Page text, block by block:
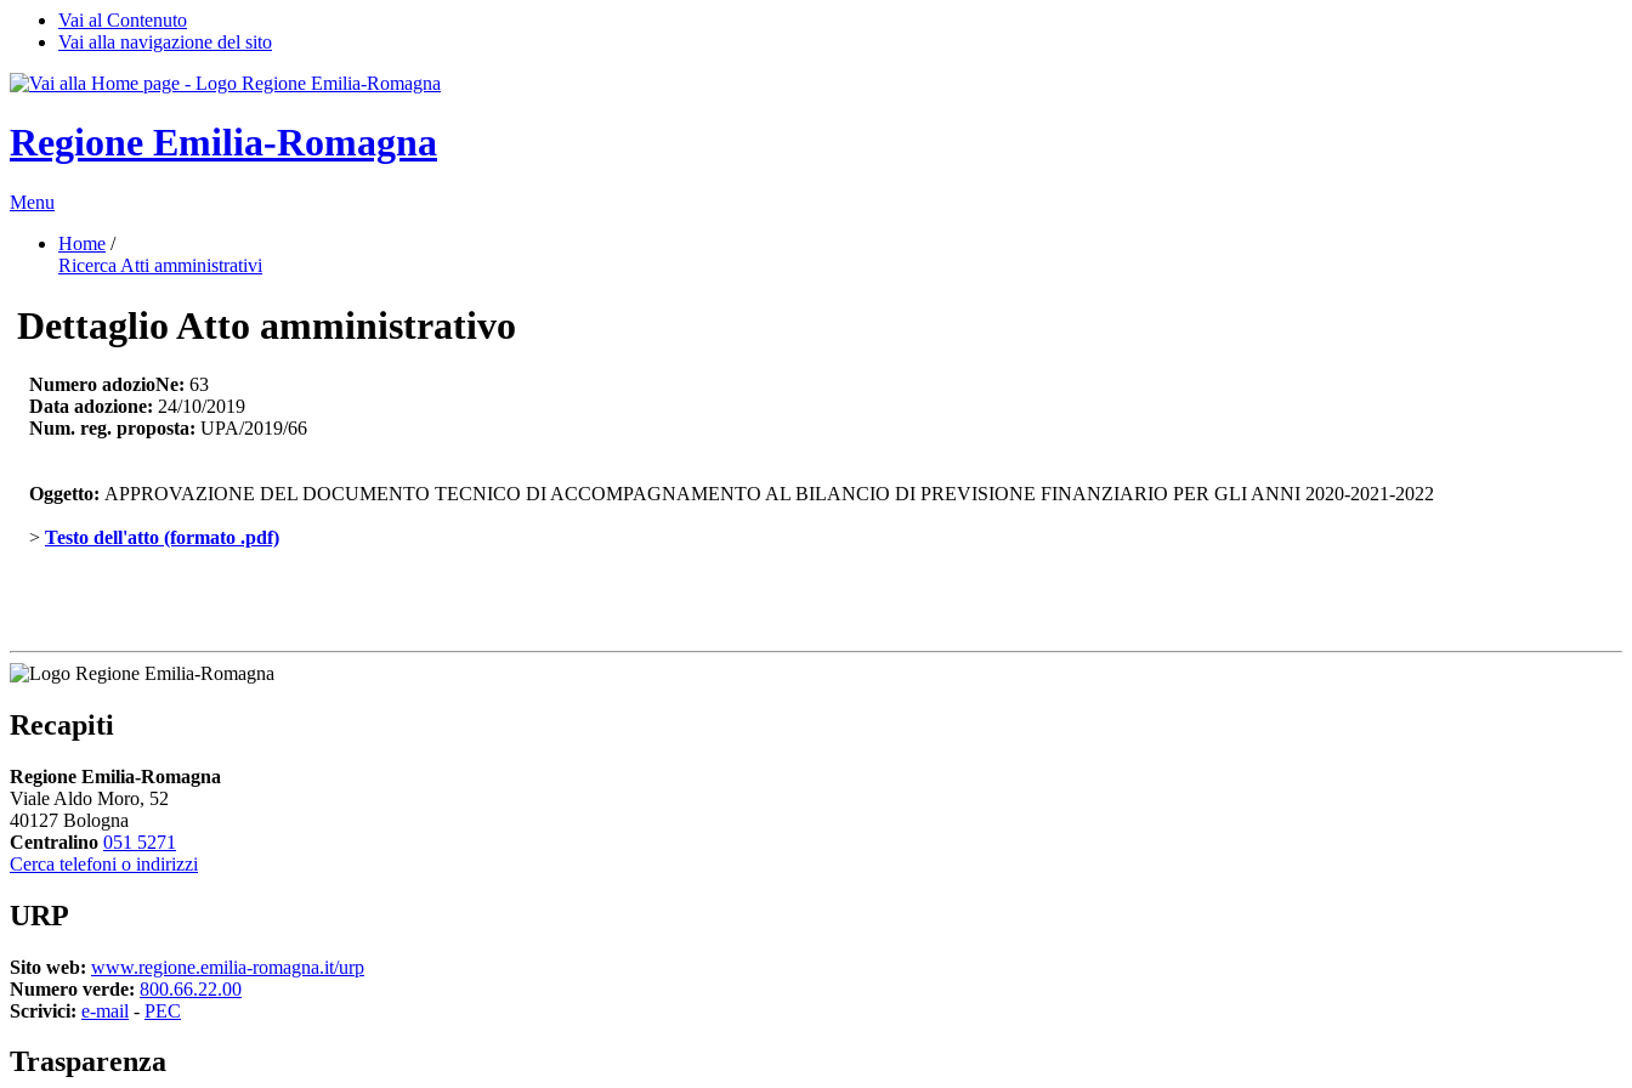
Vai al Contenuto
Vai alla navigazione del sito
Regione Emilia-Romagna
Menu
Home /
Ricerca Atti amministrativi
Dettaglio Atto amministrativo
Numero adozioNe: 63
Data adozione: 24/10/2019
Num. reg. proposta: UPA/2019/66
Oggetto: APPROVAZIONE DEL DOCUMENTO TECNICO DI ACCOMPAGNAMENTO AL BILANCIO DI PREVISIONE FINANZIARIO PER GLI ANNI 2020-2021-2022
> Testo dell'atto (formato .pdf)
Recapiti
Regione Emilia-Romagna
Viale Aldo Moro, 52
40127 Bologna
Centralino 051 5271
Cerca telefoni o indirizzi
URP
Sito web: www.regione.emilia-romagna.it/urp
Numero verde: 800.66.22.00
Scrivici: e-mail - PEC
Trasparenza